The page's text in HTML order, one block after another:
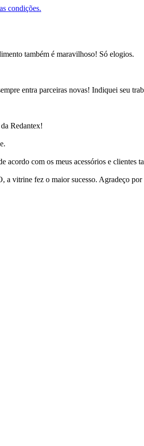
condições.
também é maravilhoso! Só elogios.
entra parceiras novas! Indiquei seu
Redantex!
com os meus acessórios e clientes
vitrine fez o maior sucesso. Agradeço